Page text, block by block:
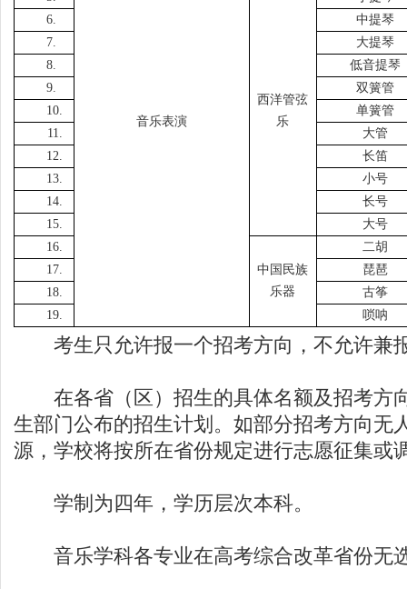
音乐表演
西洋管弦
乐
6.
中提琴
7.
大提琴
8.
低音提琴
9.
双簧管
10.
单簧管
11.
大管
12.
长笛
13.
小号
14.
长号
15.
大号
16.
中国民族
乐器
二胡
17.
琵琶
18.
古筝
19.
唢呐
考生只允许报一个招考方向，不允许兼
在各省（区）招生的具体名额及招考方
生部门公布的招生计划。如部分招考方向无
源，学校将按所在省份规定进行志愿征集或
学制为四年，学历层次本科。
音乐学科各专业在高考综合改革省份无